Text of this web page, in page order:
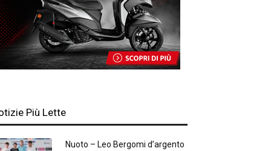
Più Lette
Nuoto – Leo Bergomi d’argento